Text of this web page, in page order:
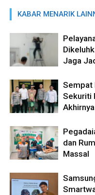
KABAR MENARIK
Jaga
Sempat
Sekuriti
dan
Massal